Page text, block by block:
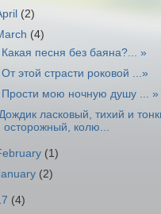
(2)
(4)
песня без баяна?... »
этой страсти роковой ...»
мою ночную душу ... »
ласковый, тихий и
осторожный, колю...
(1)
(2)
(4)